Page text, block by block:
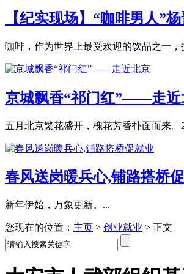
【纪实现场】“咖啡男人”
咖啡，作为世界上最受欢迎的饮品之一
京城飘香“祁门红”——走近
五月北京繁花盛开，槐花芳香扑面而来。
春风送岗暖兵心,铺路搭桥
新年伊始，万象更新。...
您现在的位置： 主页 > 创业就业 > 正文